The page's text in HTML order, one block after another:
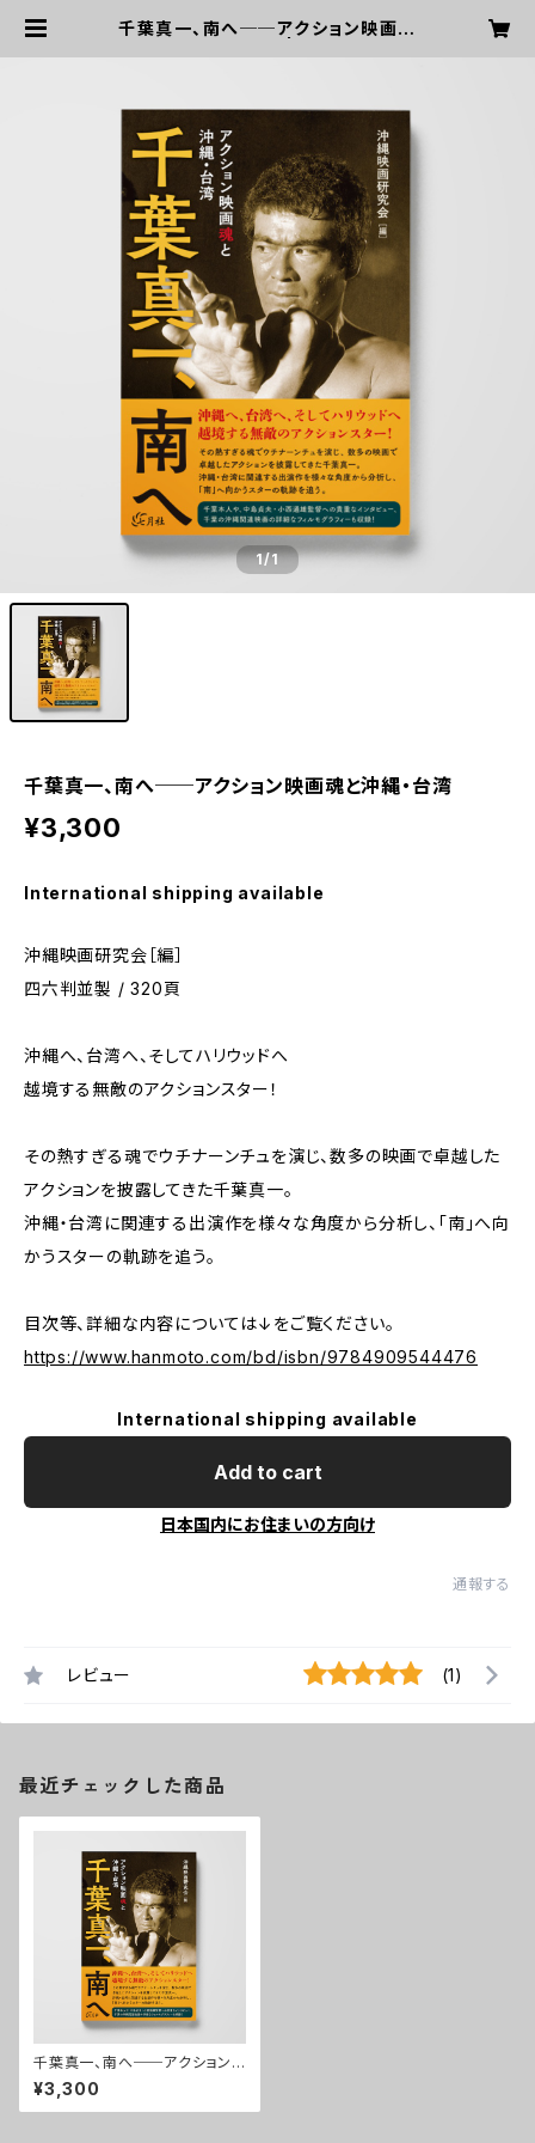
千葉真一、南へ──アクション映画魂
1/1
千葉真一、南へ──アクション映画魂と沖縄・台湾
¥3,300
International shipping available
沖縄映画研究会［編］
四六判並製 / 320頁
沖縄へ、台湾へ、そしてハリウッドへ
越境する無敵のアクションスター！
その熱すぎる魂でウチナーンチュを演じ、数多の映画で卓越した
アクションを披露してきた千葉真一。
沖縄・台湾に関連する出演作を様々な角度から分析し、「南」へ向
かうスターの軌跡を追う。
目次等、詳細な内容については↓をご覧ください。
https://www.hanmoto.com/bd/isbn/9784909544476
International shipping available
Add to cart
日本国内にお住まいの方向け
通報する
レビュー (1)
最近チェックした商品
千葉真一、南へ──アクション
映画魂と沖縄・台湾
¥3,300